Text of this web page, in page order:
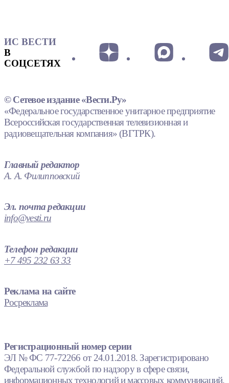
ИС ВЕСТИ
В
СОЦСЕТЯХ
© Сетевое издание «Вести.Ру»
«Федеральное государственное унитарное предприятие
Всероссийская государственная телевизионная и
радиовещательная компания» (ВГТРК).
Главный редактор
А. А. Филипповский
Эл. почта редакции
info@vesti.ru
Телефон редакции
+7 495 232 63 33
Реклама на сайте
Росреклама
Регистрационный номер серии
ЭЛ № ФС 77-72266 от 24.01.2018. Зарегистрировано
Федеральной службой по надзору в сфере связи,
информационных технологий и массовых коммуникаций.